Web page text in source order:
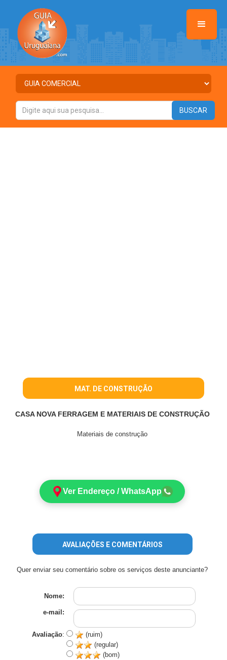
MAT. DE CONSTRUÇÃO
CASA NOVA FERRAGEM E MATERIAIS DE CONSTRUÇÃO
Materiais de construção
Ver Endereço / WhatsApp
AVALIAÇÕES E COMENTÁRIOS
Quer enviar seu comentário sobre os serviços deste anunciante?
Nome:
e-mail:
Avaliação:
(ruim)
(regular)
(bom)